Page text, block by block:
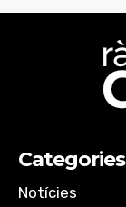
iVoox
SHARE
EMBED
Categories
Notícies